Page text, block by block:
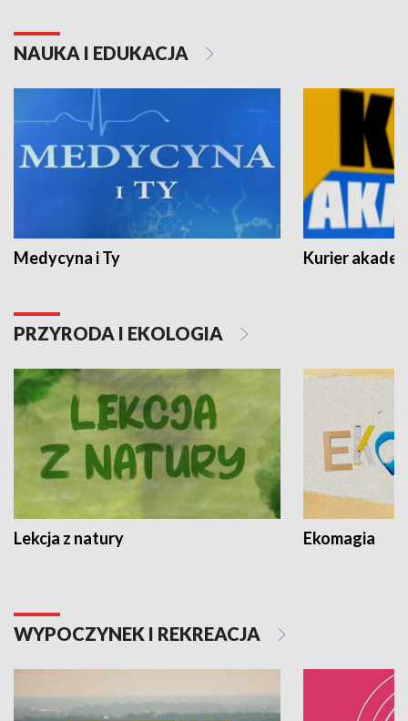
NAUKA I EDUKACJA
Medycyna i Ty Kurier
PRZYRODA I EKOLOGIA
Lekcja z natury Ekomagia
WYPOCZYNEK I REKREACJA